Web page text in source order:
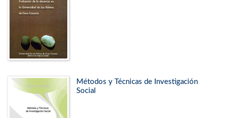
Métodos y Técnicas de Investigación
Social